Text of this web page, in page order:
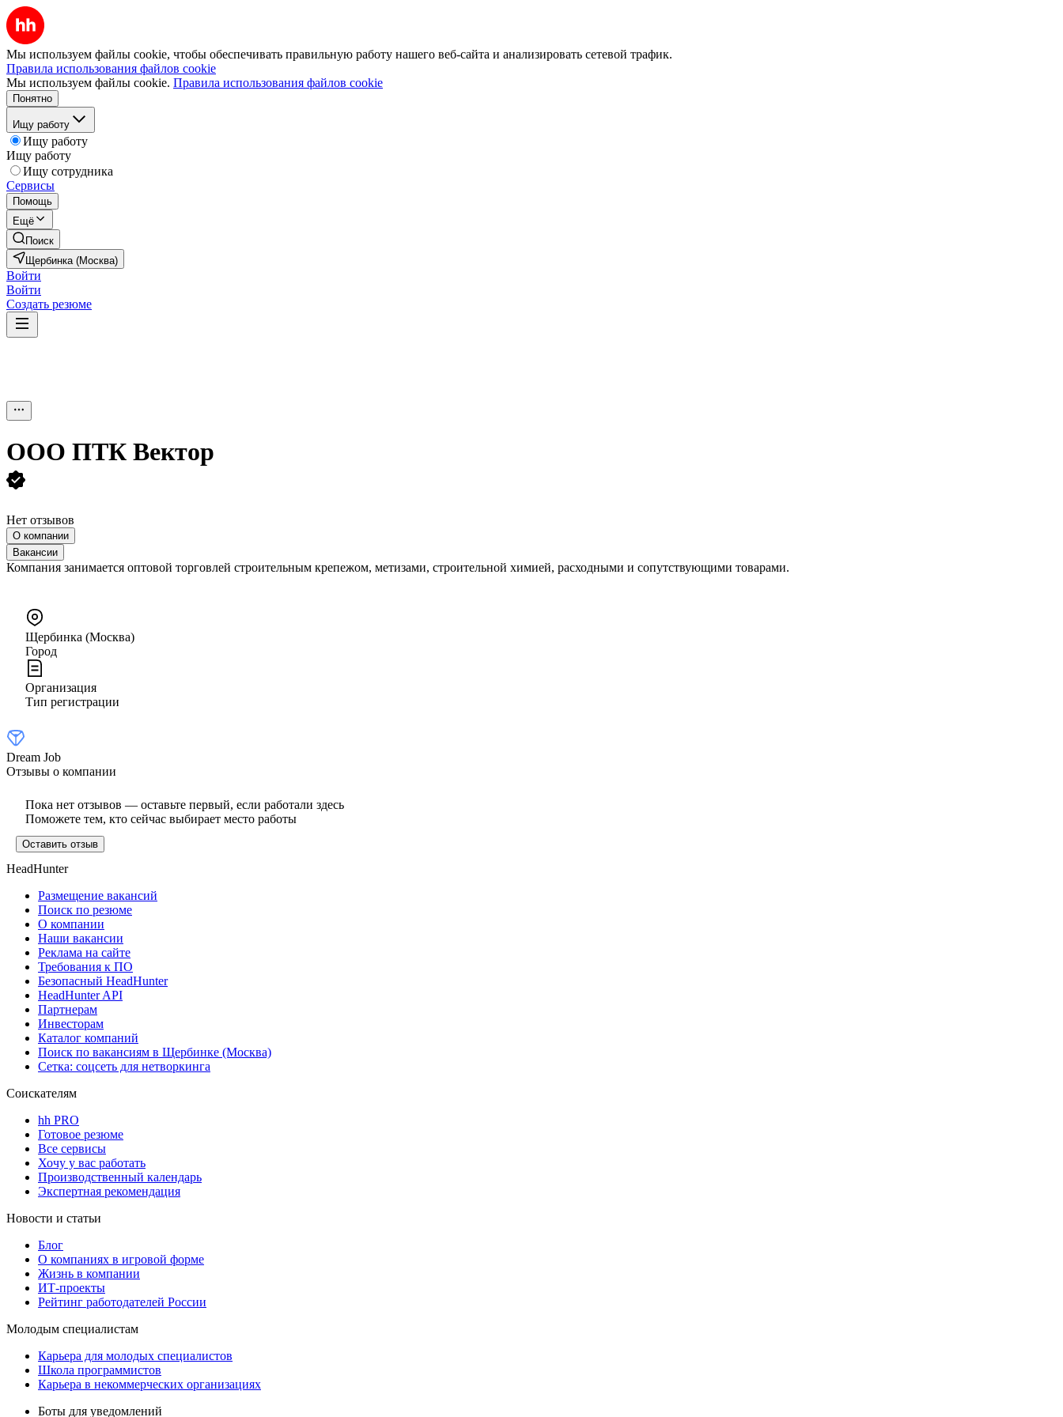
Мы используем файлы cookie, чтобы обеспечивать правильную работу нашего веб-сайта и анализировать сетевой трафик.
Правила использования файлов cookie
Мы используем файлы cookie. Правила использования файлов cookie
Понятно
Ищу работу
Ищу работу
Ищу работу
Ищу сотрудника
Сервисы
Помощь
Ещё
Поиск
Щербинка (Москва)
Войти
Войти
Создать резюме
ООО ПТК Вектор
Нет отзывов
О компании
Вакансии
Компания занимается оптовой торговлей строительным крепежом, метизами, строительной химией, расходными и сопутствующими товарами.
Щербинка (Москва)
Город
Организация
Тип регистрации
Dream Job
Отзывы о компании
Пока нет отзывов — оставьте первый, если работали здесь
Поможете тем, кто сейчас выбирает место работы
Оставить отзыв
HeadHunter
Размещение вакансий
Поиск по резюме
О компании
Наши вакансии
Реклама на сайте
Требования к ПО
Безопасный HeadHunter
HeadHunter API
Партнерам
Инвесторам
Каталог компаний
Поиск по вакансиям в Щербинке (Москва)
Сетка: соцсеть для нетворкинга
Соискателям
hh PRO
Готовое резюме
Все сервисы
Хочу у вас работать
Производственный календарь
Экспертная рекомендация
Новости и статьи
Блог
О компаниях в игровой форме
Жизнь в компании
ИТ-проекты
Рейтинг работодателей России
Молодым специалистам
Карьера для молодых специалистов
Школа программистов
Карьера в некоммерческих организациях
Боты для уведомлений